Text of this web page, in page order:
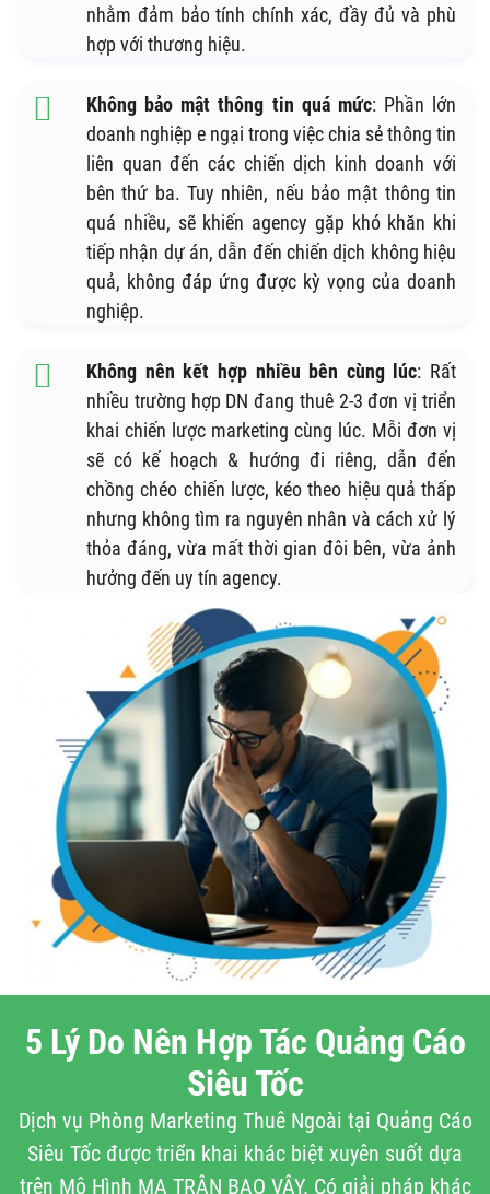
nhằm đảm bảo tính chính xác, đầy đủ và phù
hợp với thương hiệu.
Không bảo mật thông tin quá mức: Phần lớn
doanh nghiệp e ngại trong việc chia sẻ thông tin
liên quan đến các chiến dịch kinh doanh với
bên thứ ba. Tuy nhiên, nếu bảo mật thông tin
quá nhiều, sẽ khiến agency gặp khó khăn khi
tiếp nhận dự án, dẫn đến chiến dịch không hiệu
quả, không đáp ứng được kỳ vọng của doanh
nghiệp.
Không nên kết hợp nhiều bên cùng lúc: Rất
nhiều trường hợp DN đang thuê 2-3 đơn vị triển
khai chiến lược marketing cùng lúc. Mỗi đơn vị
sẽ có kế hoạch & hướng đi riêng, dẫn đến
chồng chéo chiến lược, kéo theo hiệu quả thấp
nhưng không tìm ra nguyên nhân và cách xử lý
thỏa đáng, vừa mất thời gian đôi bên, vừa ảnh
hưởng đến uy tín agency.
5 Lý Do Nên Hợp Tác Quảng Cáo
Siêu Tốc
Dịch vụ Phòng Marketing Thuê Ngoài tại Quảng Cáo
Siêu Tốc được triển khai khác biệt xuyên suốt dựa
trên Mô Hình MA TRẬN BAO VÂY. Có giải pháp khác